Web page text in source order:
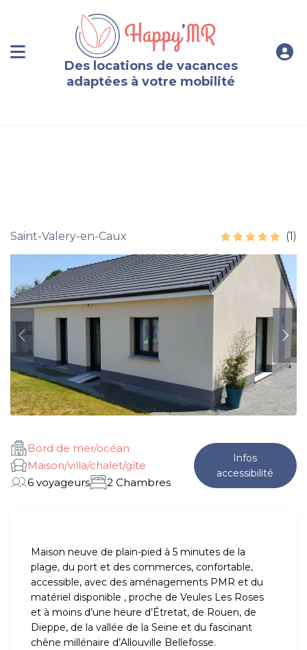
Des locations de vacances
adaptées à votre mobilité
(1)
Saint-Valery-en-Caux
Bord de mer/océan
Maison/villa/chalet/gîte
6 voyageurs
2 Chambres
Infos
accessibilité
Maison neuve de plain-pied à 5 minutes de la
plage, du port et des commerces, confortable,
accessible, avec des aménagements PMR et du
matériel disponible , proche de Veules Les Roses
et à moins d’une heure d’Étretat, de Rouen, de
Dieppe, de la vallée de la Seine et du fascinant
chêne millénaire d’Allouville Bellefosse.